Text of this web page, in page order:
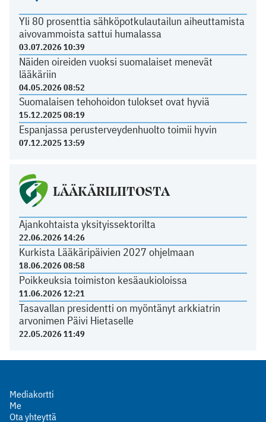
Yli 80 prosenttia sähköpotkulautailun aiheuttamista
aivovammoista sattui humalassa
03.07.2026 10:39
Näiden oireiden vuoksi suomalaiset menevät
lääkäriin
04.05.2026 08:52
Suomalaisen tehohoidon tulokset ovat hyviä
15.12.2025 08:19
Espanjassa perusterveydenhuolto toimii hyvin
07.12.2025 13:59
LÄÄKÄRILIITOSTA
Ajankohtaista yksityissektorilta
22.06.2026 14:26
Kurkista Lääkäripäivien 2027 ohjelmaan
18.06.2026 08:58
Poikkeuksia toimiston kesäaukioloissa
11.06.2026 12:21
Tasavallan presidentti on myöntänyt arkkiatrin
arvonimen Päivi Hietaselle
22.05.2026 11:49
Mediakortti
Me
Ota yhteyttä